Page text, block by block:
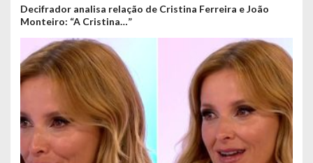
Decifrador analisa relação de Cristina Ferreira e João
Monteiro: “A Cristina…”